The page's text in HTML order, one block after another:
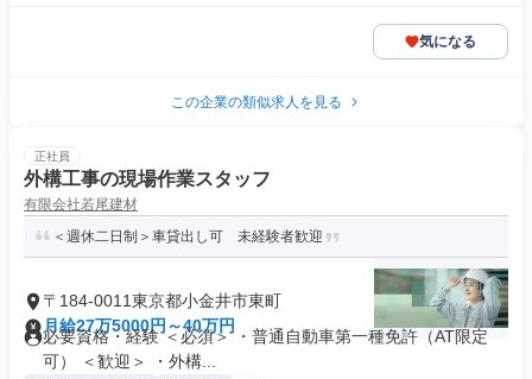
気になる
この企業の類似求人を見る
正社員
外構工事の現場作業スタッフ
有限会社若尾建材
＜週休二日制＞車貸出し可 未経験者歓迎
〒184-0011東京都小金井市東町
月給27万5000円～40万円
必要資格・経験 ＜必須＞ ・普通自動車第一種免許（AT限定
可） ＜歓迎＞ ・外構...